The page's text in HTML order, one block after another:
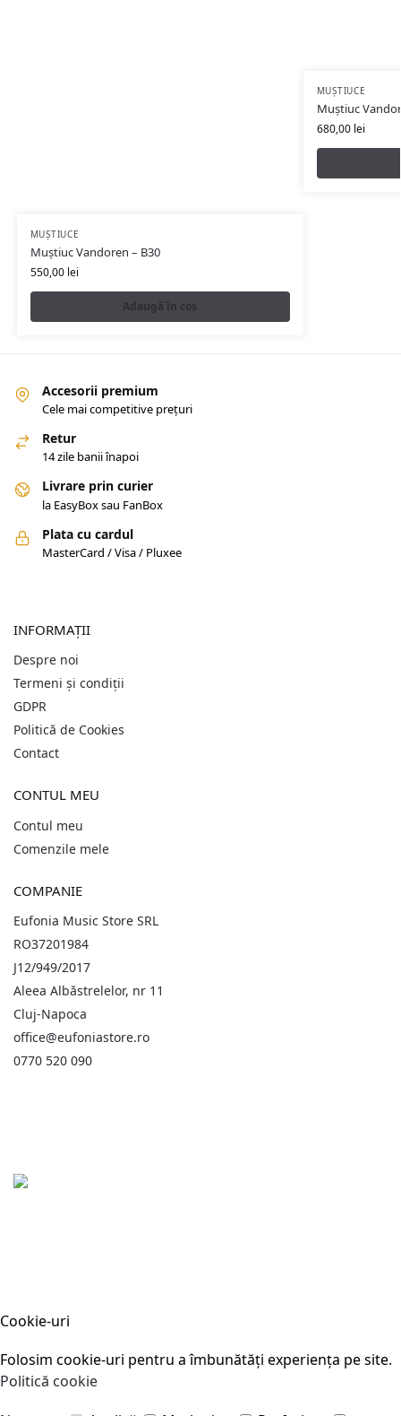
MUȘTIUCE
Muștiuc Vandoren – B30
550,00 lei
Adaugă în coș
MUȘTIUCE
Muștiuc
680,00 lei
Accesorii premium
Cele mai competitive prețuri
Retur
14 zile banii înapoi
Livrare prin curier
la EasyBox sau FanBox
Plata cu cardul
MasterCard / Visa / Pluxee
INFORMAȚII
Despre noi
Termeni și condiții
GDPR
Politică de Cookies
Contact
CONTUL MEU
Contul meu
Comenzile mele
COMPANIE
Eufonia Music Store SRL
RO37201984
J12/949/2017
Aleea Albăstrelelor, nr 11
Cluj-Napoca
office@eufoniastore.ro
0770 520 090
Cookie-uri
Folosim cookie-uri pentru a îmbunătăți experiența pe site.
Politică cookie